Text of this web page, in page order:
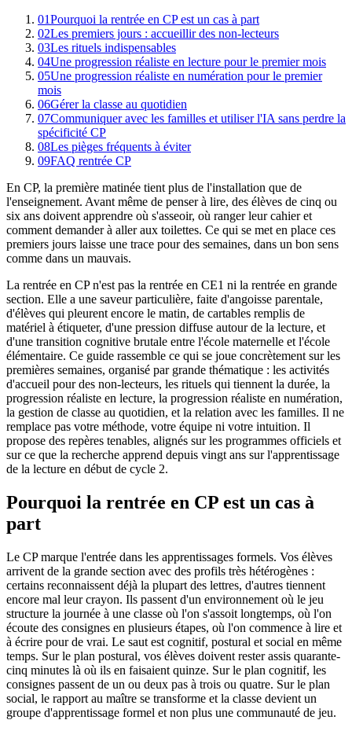
01Pourquoi la rentrée en CP est un cas à part
02Les premiers jours : accueillir des non-lecteurs
03Les rituels indispensables
04Une progression réaliste en lecture pour le premier mois
05Une progression réaliste en numération pour le premier
mois
06Gérer la classe au quotidien
07Communiquer avec les familles et utiliser l'IA sans perdre la
spécificité CP
08Les pièges fréquents à éviter
09FAQ rentrée CP
En CP, la première matinée tient plus de l'installation que de
l'enseignement. Avant même de penser à lire, des élèves de cinq ou
six ans doivent apprendre où s'asseoir, où ranger leur cahier et
comment demander à aller aux toilettes. Ce qui se met en place ces
premiers jours laisse une trace pour des semaines, dans un bon sens
comme dans un mauvais.
La rentrée en CP n'est pas la rentrée en CE1 ni la rentrée en grande
section. Elle a une saveur particulière, faite d'angoisse parentale,
d'élèves qui pleurent encore le matin, de cartables remplis de
matériel à étiqueter, d'une pression diffuse autour de la lecture, et
d'une transition cognitive brutale entre l'école maternelle et l'école
élémentaire. Ce guide rassemble ce qui se joue concrètement sur les
premières semaines, organisé par grande thématique : les activités
d'accueil pour des non-lecteurs, les rituels qui tiennent la durée, la
progression réaliste en lecture, la progression réaliste en numération,
la gestion de classe au quotidien, et la relation avec les familles. Il ne
remplace pas votre méthode, votre équipe ni votre intuition. Il
propose des repères tenables, alignés sur les programmes officiels et
sur ce que la recherche apprend depuis vingt ans sur l'apprentissage
de la lecture en début de cycle 2.
Pourquoi la rentrée en CP est un cas à
part
Le CP marque l'entrée dans les apprentissages formels. Vos élèves
arrivent de la grande section avec des profils très hétérogènes :
certains reconnaissent déjà la plupart des lettres, d'autres tiennent
encore mal leur crayon. Ils passent d'un environnement où le jeu
structure la journée à une classe où l'on s'assoit longtemps, où l'on
écoute des consignes en plusieurs étapes, où l'on commence à lire et
à écrire pour de vrai. Le saut est cognitif, postural et social en même
temps. Sur le plan postural, vos élèves doivent rester assis quarante-
cinq minutes là où ils en faisaient quinze. Sur le plan cognitif, les
consignes passent de un ou deux pas à trois ou quatre. Sur le plan
social, le rapport au maître se transforme et la classe devient un
groupe d'apprentissage formel et non plus une communauté de jeu.